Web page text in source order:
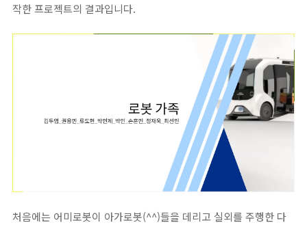
작한 프로젝트의 결과입니다.
처음에는 어미로봇이 아가로봇(^^)들을 데리고 실외를 주행한 다